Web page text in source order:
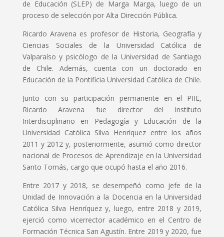
de Educación (SLEP) de Marga Marga, luego de un
proceso de selección por Alta Dirección Pública.
Ricardo Aravena es profesor de Historia, Geografía y
Ciencias Sociales de la Universidad Católica de
Valparaíso y psicólogo de la Universidad de Santiago
de Chile. Además, cuenta con un doctorado en
Educación de la Pontificia Universidad Católica de Chile.
Junto con su participación permanente en el PIIE,
Ricardo Aravena fue director del Instituto
Interdisciplinario en Pedagogía y Educación de la
Universidad Católica Silva Henríquez entre los años
2011 y 2012 y, posteriormente, asumió como director
nacional de Procesos de Aprendizaje en la Universidad
Santo Tomás, cargo que ocupó hasta el año 2016.
Entre 2017 y 2018, se desempeñó como jefe de la
Unidad de Innovación a la Docencia en la Universidad
Católica Silva Henríquez y, luego, entre 2018 y 2019,
ejerció como vicerrector académico en el Centro de
Formación Técnica San Agustín. Entre 2019 y 2020, fue